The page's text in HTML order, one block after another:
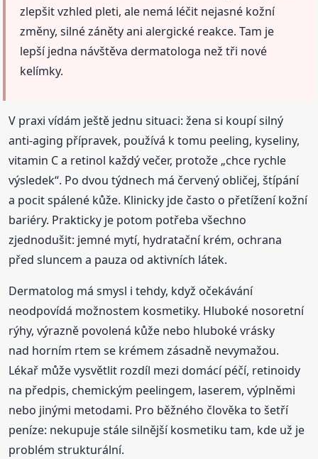
zlepšit vzhled pleti, ale nemá léčit nejasné kožní
změny, silné záněty ani alergické reakce. Tam je
lepší jedna návštěva dermatologa než tři nové
kelímky.
V praxi vídám ještě jednu situaci: žena si koupí silný
anti-aging přípravek, používá k tomu peeling, kyseliny,
vitamin C a retinol každý večer, protože „chce rychle
výsledek“. Po dvou týdnech má červený obličej, štípání
a pocit spálené kůže. Klinicky jde často o přetížení kožní
bariéry. Prakticky je potom potřeba všechno
zjednodušit: jemné mytí, hydratační krém, ochrana
před sluncem a pauza od aktivních látek.
Dermatolog má smysl i tehdy, když očekávání
neodpovídá možnostem kosmetiky. Hluboké nosoretní
rýhy, výrazně povolená kůže nebo hluboké vrásky
nad horním rtem se krémem zásadně nevymažou.
Lékař může vysvětlit rozdíl mezi domácí péčí, retinoidy
na předpis, chemickým peelingem, laserem, výplněmi
nebo jinými metodami. Pro běžného člověka to šetří
peníze: nekupuje stále silnější kosmetiku tam, kde už je
problém strukturální.